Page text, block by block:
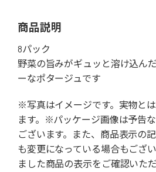
商品説明
8パック
野菜の旨みがギュッと溶け込ん
ーなポタージュです
※写真はイメージです。実物と
ます。※パッケージ画像は予告
ございます。また、商品表示の
も変更になっている場合もござ
ました商品の表示をご確認いた